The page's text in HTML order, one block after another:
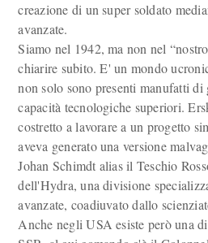
creazione di un super soldato
avanzate.
Siamo nel 1942, ma non nel
chiarire subito. E' un mondo
non solo sono presenti manufatti di
capacità tecnologiche superiori.
costretto a lavorare a un progetto
aveva generato una versione
Johan Schimdt alias il Teschio
dell'Hydra, una divisione
avanzate, coadiuvato dallo
Anche negli USA esiste però una